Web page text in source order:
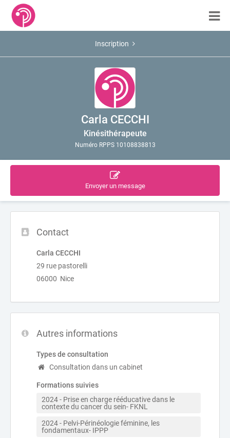
Inscription
Carla CECCHI
Kinésithérapeute
Numéro RPPS 10108838813
Envoyer un message
Contact
Carla CECCHI
29 rue pastorelli
06000 Nice
Autres informations
Types de consultation
Consultation dans un cabinet
Formations suivies
2024 - Prise en charge rééducative dans le
contexte du cancer du sein- FKNL
2024 - Pelvi-Périnéologie féminine, les
fondamentaux- IPPP